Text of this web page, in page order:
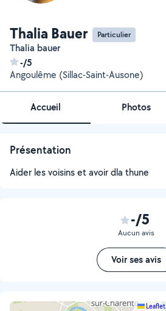
Thalia Bauer Particulier
Thalia bauer
-/5
Angoulême (Sillac-Saint-Ausone)
Accueil Photos
Présentation
Aider les voisins et avoir dla thune
-/5
Aucun avis
Voir ses avis
Leaflet